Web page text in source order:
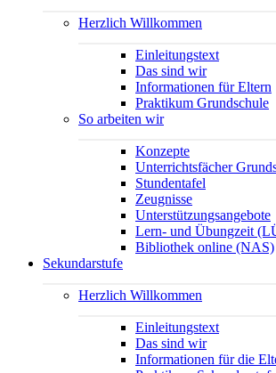
Herzlich Willkommen
Einleitungstext
Das sind wir
Informationen für Eltern
Praktikum Grundschule
So arbeiten wir
Konzepte
Unterrichtsfächer
Stundentafel
Zeugnisse
Unterstützungsangebote
Lern- und Übungzeit
Bibliothek online (NAS)
Sekundarstufe
Herzlich Willkommen
Einleitungstext
Das sind wir
Informationen für die